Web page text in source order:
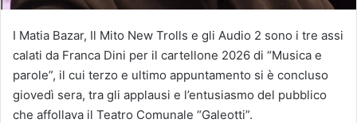
I Matia Bazar, Il Mito New Trolls e gli Audio 2 sono i tre assi
calati da Franca Dini per il cartellone 2026 di “Musica e
parole”, il cui terzo e ultimo appuntamento si è concluso
giovedì sera, tra gli applausi e l’entusiasmo del pubblico
che affollava il Teatro Comunale “Galeotti”.